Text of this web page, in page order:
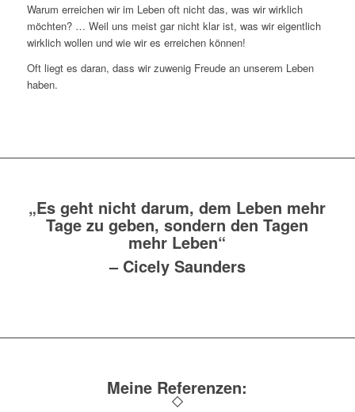
Warum erreichen wir im Leben oft nicht das, was wir wirklich
möchten? … Weil uns meist gar nicht klar ist, was wir eigentlich
wirklich wollen und wie wir es erreichen können!
Oft liegt es daran, dass wir zuwenig Freude an unserem Leben
haben.
„Es geht nicht darum, dem Leben mehr
Tage zu geben, sondern den Tagen
mehr Leben“
–Cicely Saunders
Meine Referenzen: